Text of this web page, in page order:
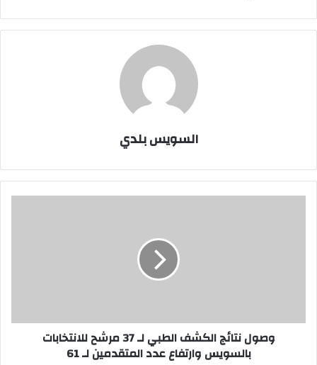
السويس بلدي
بالسويس
وصول نتائج الكشف الطبي لـ 37 مرشح للانتخابات
بالسويس وارتفاع عدد المتقدمين لـ 61